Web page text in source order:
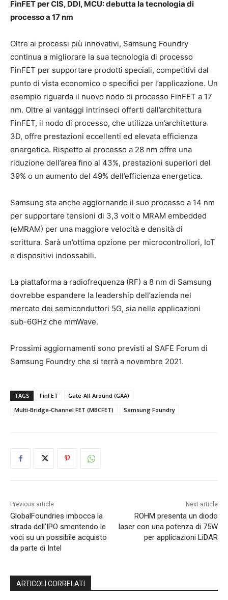
FinFET per CIS, DDI, MCU: debutta la tecnologia di
processo a 17 nm
Oltre ai processi più innovativi, Samsung Foundry
continua a migliorare la sua tecnologia di processo
FinFET per supportare prodotti speciali, competitivi dal
punto di vista economico o specifici per l’applicazione. Un
esempio riguarda il nuovo nodo di processo FinFET a 17
nm. Oltre ai vantaggi intrinseci offerti dall’architettura
FinFET, il nodo di processo, che utilizza un’architettura
3D, offre prestazioni eccellenti ed elevata efficienza
energetica. Rispetto al processo a 28 nm offre una
riduzione dell’area fino al 43%, prestazioni superiori del
39% o un aumento del 49% dell’efficienza energetica.
Samsung sta anche aggiornando il ​​suo processo a 14 nm
per supportare tensioni di 3,3 volt o MRAM embedded
(eMRAM) per una maggiore velocità e densità di
scrittura. Sarà un’ottima opzione per microcontrollori, IoT
e dispositivi indossabili.
La piattaforma a radiofrequenza (RF) a 8 nm di Samsung
dovrebbe espandere la leadership dell’azienda nel
mercato dei semiconduttori 5G, sia nelle applicazioni
sub-6GHz che mmWave.
Prossimi aggiornamenti sono previsti al SAFE Forum di
Samsung Foundry che si terrà a novembre 2021.
TAGS FinFET
Gate-All-Around (GAA)
Multi-Bridge-Channel FET (MBCFET)
Samsung Foundry
Previous article
GlobalFoundries imbocca la
strada dell’IPO smentendo le
voci su un possibile acquisto
da parte di Intel
Next article
ROHM presenta un diodo
laser con una potenza di 75W
per applicazioni LiDAR
ARTICOLI CORRELATI